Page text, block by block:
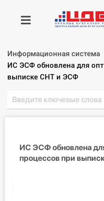
Получить консультацию
Главная ИС
Консультации
Информационная система
Текущий:
ИС ЭСФ обновлена для
выписке СНТ и ЭСФ
ИС ЭСФ обновлена
процессов при